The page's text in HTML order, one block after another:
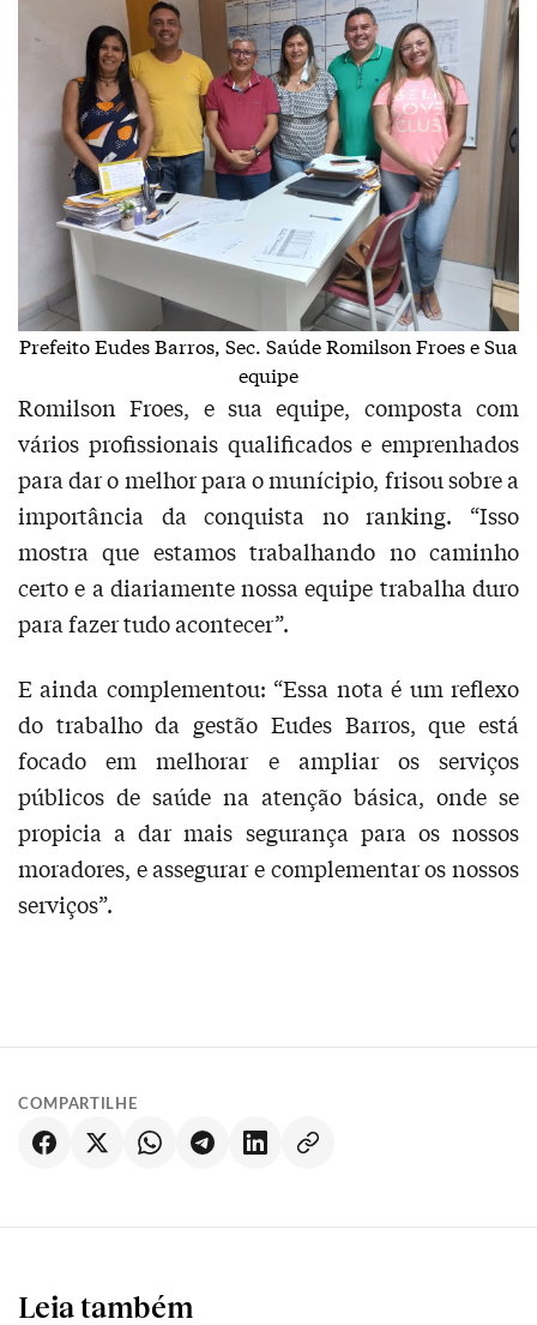
Prefeito Eudes Barros, Sec. Saúde Romilson Froes e Sua
equipe
Romilson Froes, e sua equipe, composta com
vários profissionais qualificados e emprenhados
para dar o melhor para o munícipio, frisou sobre a
importância da conquista no ranking. “Isso
mostra que estamos trabalhando no caminho
certo e a diariamente nossa equipe trabalha duro
para fazer tudo acontecer”.
E ainda complementou: “Essa nota é um reflexo
do trabalho da gestão Eudes Barros, que está
focado em melhorar e ampliar os serviços
públicos de saúde na atenção básica, onde se
propicia a dar mais segurança para os nossos
moradores, e assegurar e complementar os nossos
serviços”.
COMPARTILHE
Leia também